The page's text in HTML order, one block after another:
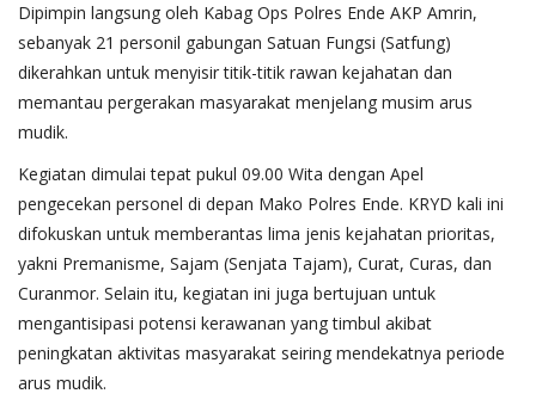
​Dipimpin langsung oleh Kabag Ops Polres Ende AKP Amrin,
sebanyak 21 personil gabungan Satuan Fungsi (Satfung)
dikerahkan untuk menyisir titik-titik rawan kejahatan dan
memantau pergerakan masyarakat menjelang musim arus
mudik.
​Kegiatan dimulai tepat pukul 09.00 Wita dengan Apel
pengecekan personel di depan Mako Polres Ende. KRYD kali ini
difokuskan untuk memberantas lima jenis kejahatan prioritas,
yakni Premanisme, Sajam (Senjata Tajam), Curat, Curas, dan
Curanmor. Selain itu, kegiatan ini juga bertujuan untuk
mengantisipasi potensi kerawanan yang timbul akibat
peningkatan aktivitas masyarakat seiring mendekatnya periode
arus mudik.